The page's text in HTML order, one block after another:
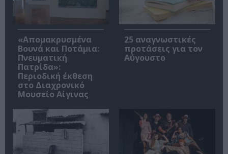
«Απομακρυσμένα
Βουνά και Ποτάμια:
Πνευματική
Πατρίδα»:
Περιοδική έκθεση
στο Διαχρονικό
Μουσείο Αίγινας
25 αναγνωστικές
προτάσεις για τον
Αύγουστο